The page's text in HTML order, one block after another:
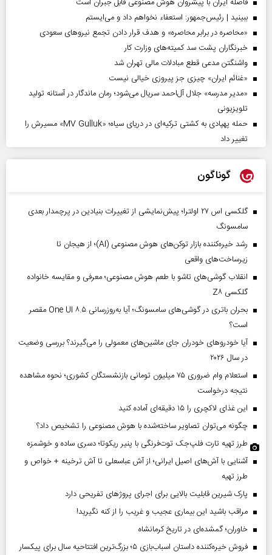
ببینید | رئیس‌جمهور: استعفاء نخواهم داد و می‌ایستم
«محاصره در برابر محاصره» و هدف قرار دادن تجمع نیروهای سعودی
خبرنگاران پشت سد کمیته‌های وزارت کار
واشنگتن مدعی قطع مبادلات مالی تهران شد
«غنائم ایران» چیزی جز پیروزی خیالی نیست
«مدیر مدرسه» جلال آل‌احمد سریال می‌شود؛ رمان ماندگار در آستانه تولید
تلویزیونی
حمله پهپادی به کشتی ترکیه‌ای در دریای سیاه؛ «MV Gulluk» مسیرش را
تغییر داد
گوناگون
گلکسی اس ۲۷ اولترا؛ پیش‌نمایشی از تغییرات بنیادین در پرچمدار بعدی
سامسونگ
رشد خیره‌کننده بازار توکن‌های هوش مصنوعی (AI)؛ از هیجان تا
زیرساخت‌های واقعی
انقلاب گوشی‌های تاشو‌ با طعم هوش مصنوعی؛ معرفی و مقایسه خانواده
گلکسی Z۸
بحران باتری در گوشی‌های سامسونگ؛ آیا به‌روزرسانی One UI ۸.۵ مقصر
است؟
آیا خودروهای خودران جای ماشین‌های معمولی را می‌گیرند؟ بررسی وضعیت
در سال ۲۰۲۶
استعلام وام ضروری ۷۵ میلیون تومانی بازنشستگان کشوری؛ نحوه مشاهده
نتیجه درخواست
این غذای لاکچری را ۱۵ دقیقه‌ای آماده کنید
چگونه می‌توان تصاویر ساخته‌شده با هوش مصنوعی را تشخیص داد؟
طرز تهیه تارت فلپ‌جک توت‌فرنگی با پنیر ریکوتا؛ دسری ساده و خوشمزه
آشنایی با آش‌های اصیل ایرانی؛ از آش عباسعلی تا آش ترخینه + خواص و
طرز تهیه
پارک شیرین قابلیت‌ بالایی برای اجرای پروژهای تفریحی دارد
مراقب باشید این بیماری عجیب و غریب را از کنه نگیرید!
خاوران؛ گمشده‌ای در تاریخ کرمانشاه
فروش خیره‌کننده داستان اسباب‌بازی ۵؛ بزرگ‌ترین افتتاحیه سال برای پیکسار